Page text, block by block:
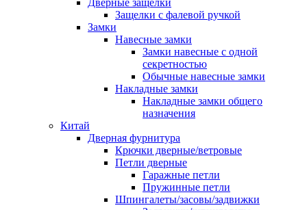
Дверные защелки
Защелки с фалевой ручкой
Замки
Навесные замки
Замки навесные с одной
секретностью
Обычные навесные замки
Накладные замки
Накладные замки общего
назначения
Китай
Дверная фурнитура
Крючки дверные/ветровые
Петли дверные
Гаражные петли
Пружинные петли
Шпингалеты/засовы/задвижки